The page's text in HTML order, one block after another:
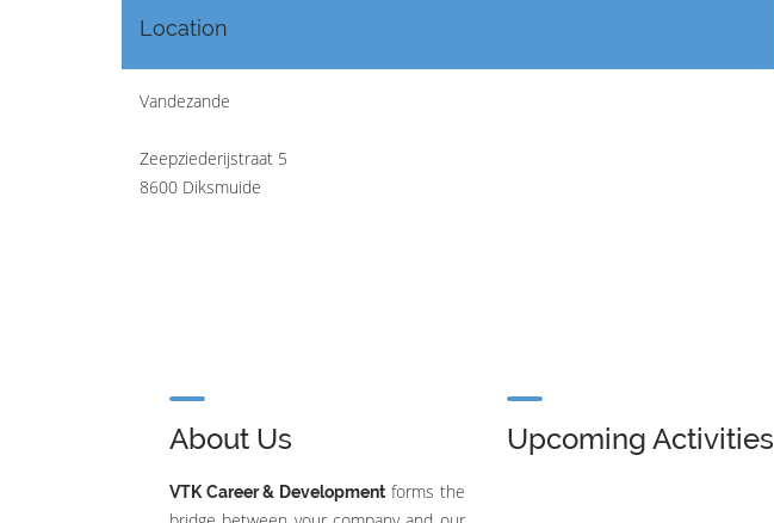
Location
Vandezande
Zeepziederijstraat 5
8600 Diksmuide
About Us
VTK Career & Development forms the
Upcoming Activities